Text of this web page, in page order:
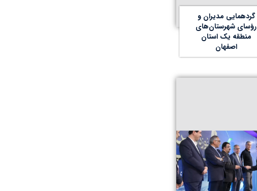
گردهمایی مدیران و
رؤسای شهرستان‌های
منطقه یک استان
اصفهان